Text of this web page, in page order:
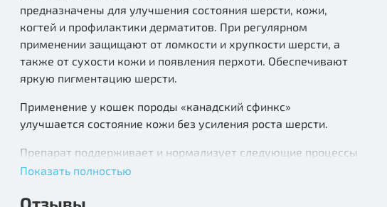
предназначены для улучшения состояния шерсти, кожи,
когтей и профилактики дерматитов. При регулярном
применении защищают от ломкости и хрупкости шерсти, а
также от сухости кожи и появления перхоти. Обеспечивают
яркую пигментацию шерсти.
Применение у кошек породы «канадский сфинкс»
улучшается состояние кожи без усиления роста шерсти.
Препарат поддерживает и нормализует следующие процессы
в организме:
Формирует часть некоторых ферментных комплексов и
Показать полностью